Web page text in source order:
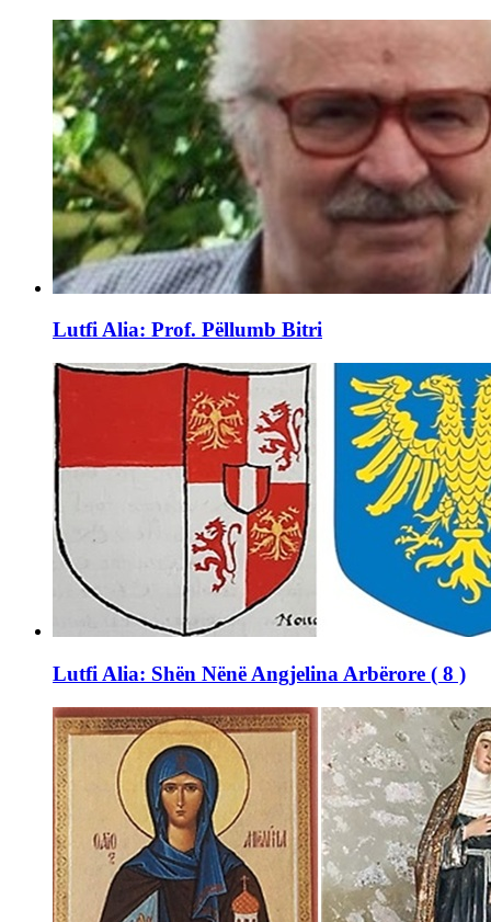
Lutfi Alia: Prof. Pëllumb Bitri
Lutfi Alia: Shën Nënë Angjelina Arbërore ( 8 )